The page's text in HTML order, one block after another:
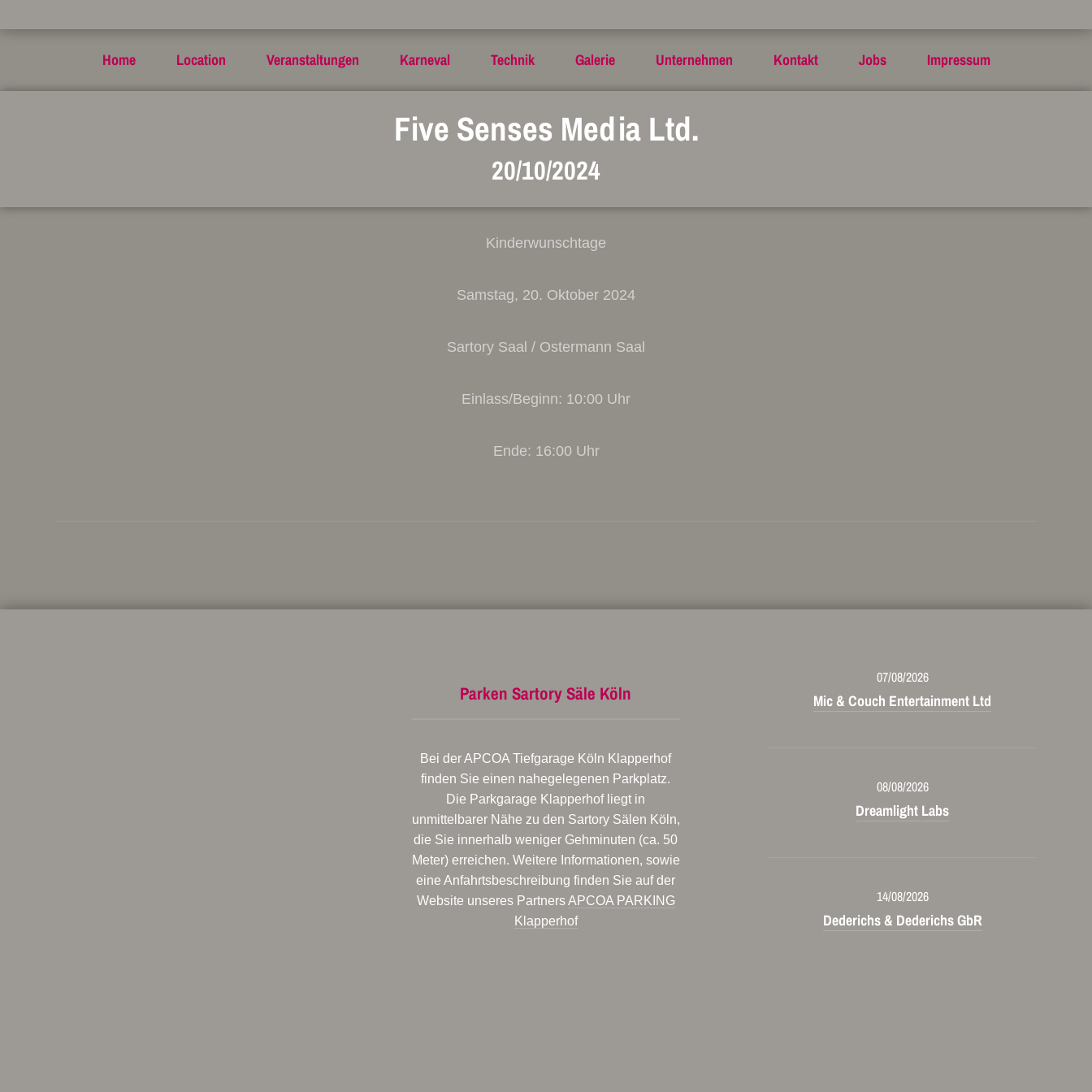
Home Location Veranstaltungen Karneval Technik Galerie Unternehmen Kontakt Jobs Impressum
Five Senses Media Ltd.
20/10/2024
Kinderwunschtage
Samstag, 20. Oktober 2024
Sartory Saal / Ostermann Saal
Einlass/Beginn: 10:00 Uhr
Ende: 16:00 Uhr
Parken Sartory Säle Köln
Bei der APCOA Tiefgarage Köln Klapperhof
finden Sie einen nahegelegenen Parkplatz.
Die Parkgarage Klapperhof liegt in
unmittelbarer Nähe zu den Sartory Sälen Köln,
die Sie innerhalb weniger Gehminuten (ca. 50
Meter) erreichen. Weitere Informationen, sowie
eine Anfahrtsbeschreibung finden Sie auf der
Website unseres PartnersAPCOA PARKING
Klapperhof
07/08/2026
Mic & Couch Entertainment Ltd
08/08/2026
Dreamlight Labs
14/08/2026
Dederichs & Dederichs GbR